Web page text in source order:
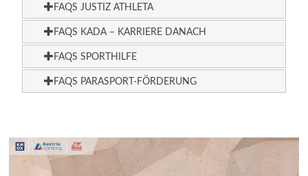
FAQS JUSTIZ ATHLETA
FAQS KADA – KARRIERE DANACH
FAQS SPORTHILFE
FAQS PARASPORT-FÖRDERUNG